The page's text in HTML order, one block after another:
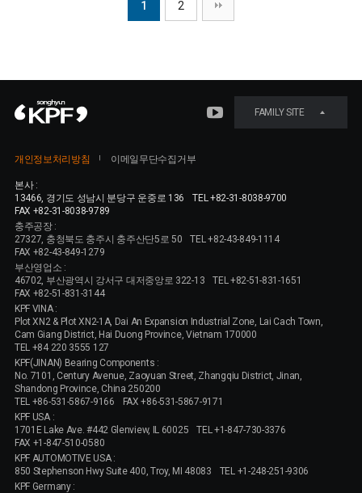
1 2
개인정보처리방침 이메일무단수집거부
본사 :
13466, 경기도 성남시 분당구 운중로 136
TEL +82-31-8038-9700
FAX +82-31-8038-9789
충주공장 :
27327, 충청북도 충주시 충주산단5로 50
TEL +82-43-849-1114
FAX +82-43-849-1279
부산영업소 :
46702, 부산광역시 강서구 대저중앙로 322-13
TEL +82-51-831-1651
FAX +82-51-831-3144
KPF VINA :
Plot XN2 & Plot XN2-1A, Dai An Expansion Industrial Zone, Lai Cach Town,
Cam Giang District, Hai Duong Province, Vietnam 170000
TEL +84 220 3555 127
KPF(JINAN) Bearing Components :
No. 7101, Century Avenue, Zaoyuan Street, Zhangqiu District, Jinan,
Shandong Province, China 250200
TEL +86-531-5867-9166
FAX +86-531-5867-9171
KPF USA :
1701E Lake Ave. #442 Glenview, IL 60025
TEL +1-847-730-3376
FAX +1-847-510-0580
KPF AUTOMOTIVE USA :
850 Stephenson Hwy Suite 400, Troy, MI 48083
TEL +1-248-251-9306
KPF Germany :
FAMILY SITE